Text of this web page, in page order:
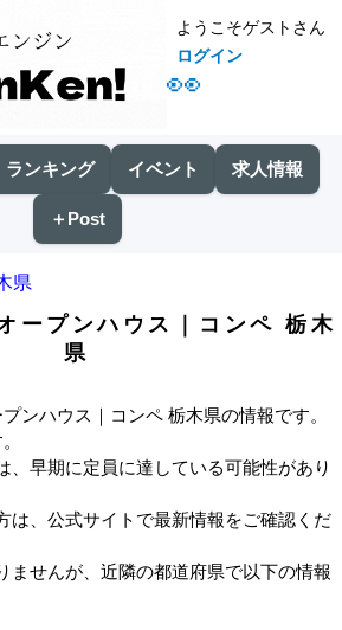
👀
ようこそゲストさん
ログイン
ランキング イベント 求人情報
＋Post
県
ープンハウス｜コンペ 栃木
県
ンハウス｜コンペ 栃木県の情報です。
、早期に定員に達している可能性があり
は、公式サイトで最新情報をご確認くだ
ませんが、近隣の都道府県で以下の情報